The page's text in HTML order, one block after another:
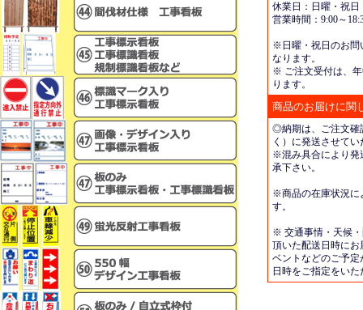
休業日：日曜・祝日
営業時間：9:00～
※日曜・祝日のお問
なります。
※ ご注文受付は、
ります。
商品のお届けに関
◎納期は、ご注文確
く）に発送させて
※混み具合により発
承下さい。
※商品の在庫状況に
す。
※ 交通事情・天候
頂いた配送日時に
ベントなどのご予
日時をご指定をい